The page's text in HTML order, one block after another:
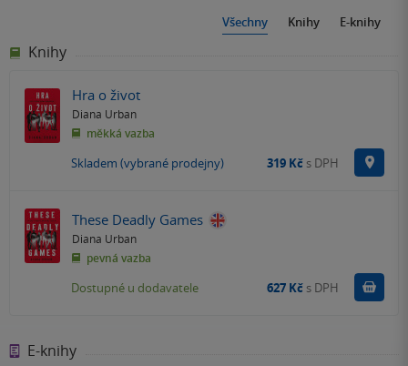
Všechny Knihy E-knihy
Knihy
Hra o život
Diana Urban
měkká vazba
Skladem (vybrané prodejny) 319 Kč s DPH
These Deadly Games
Diana Urban
pevná vazba
Dostupné u dodavatele 627 Kč s DPH
E-knihy